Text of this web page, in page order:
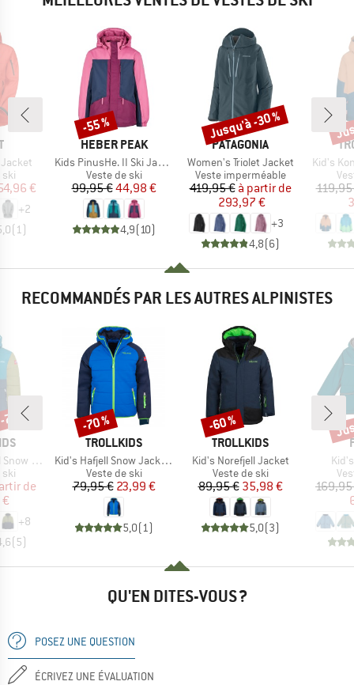
ski
réduit
€
+2
(1 )
MARQUE
HEBER PEAK
Article
Kids PinusHe. II Ski Jacket
Product group
Veste de ski
Prix
99,95 €Prix réduit
44,98 €
4,9(10)
Remise
-55 %
MARQUE
PATAGONIA
Article
Women's Triolet Jacket
Product group
Veste imperméable
Prix
419,95 € Prix réduit
à partir de
293,97 €
+3
4,8(6)
Remise
Jusqu'à -30 %
Article
Kid's
RECOMMANDÉS PAR LES AUTRES ALPINISTES
XT
ski
réduit
de
+8
(5)
%
MARQUE
TROLLKIDS
Article
Kid's Hafjell Snow Jacket XT
Product group
Veste de ski
Prix
79,95 €Prix réduit
23,99 €
5,0(1)
Remise
-70 %
MARQUE
TROLLKIDS
Article
Kid's Norefjell Jacket
Product group
Veste de ski
Prix
89,95 €Prix réduit
35,98 €
5,0(3)
Remise
-60 %
QU'EN DITES-VOUS ?
POSEZ UNE QUESTION
ÉCRIVEZ UNE ÉVALUATION